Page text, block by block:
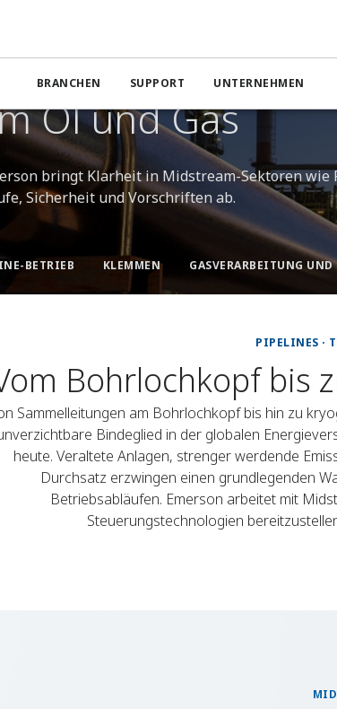
BRANCHEN SUPPORT UNTERNEHMEN
MIT DEN MÄRKTEN
Öl und Gas
bringt Klarheit in Midstream-Sektoren
Sicherheit und Vorschriften ab.
BETRIEB KLEMMEN GASVERARBEITUNG
PIPELINES ·
Bohrlochkopf bis
Sammelleitungen am Bohrlochkopf bis hin zu
Bindeglied in der globalen
heute. Veraltete Anlagen, strenger werdende
Durchsatz erzwingen einen grundlegenden
Betriebsabläufen. Emerson arbeitet mit
Steuerungstechnologien